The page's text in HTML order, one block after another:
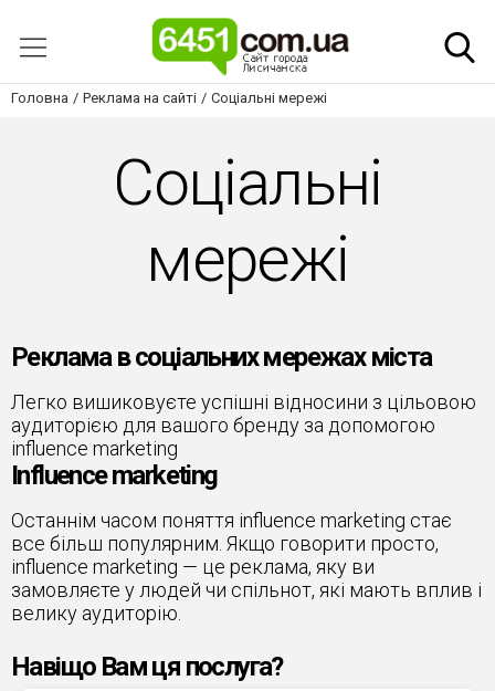
Головна Реклама на сайті Соціальні мережі
Соціальні
мережі
Реклама в соціальних мережах міста
Легко вишиковуєте успішні відносини з цільовою
аудиторією для вашого бренду за допомогою
influence marketing
Influence marketing
Останнім часом поняття influence marketing стає
все більш популярним. Якщо говорити просто,
influence marketing — це реклама, яку ви
замовляєте у людей чи спільнот, які мають вплив і
велику аудиторію.
Навіщо Вам ця послуга?